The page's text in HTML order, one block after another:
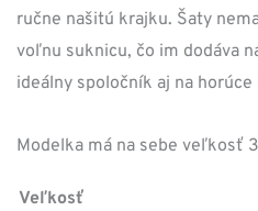
ručne našitú krajku. Šaty
voľnu suknicu, čo im dodáva
ideálny spoločník aj na horúce
Modelka má na sebe veľkosť
Veľkosť